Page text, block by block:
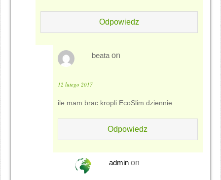
Odpowiedz
beata on
12 lutego 2017
ile mam brac kropli EcoSlim dziennie
Odpowiedz
admin on